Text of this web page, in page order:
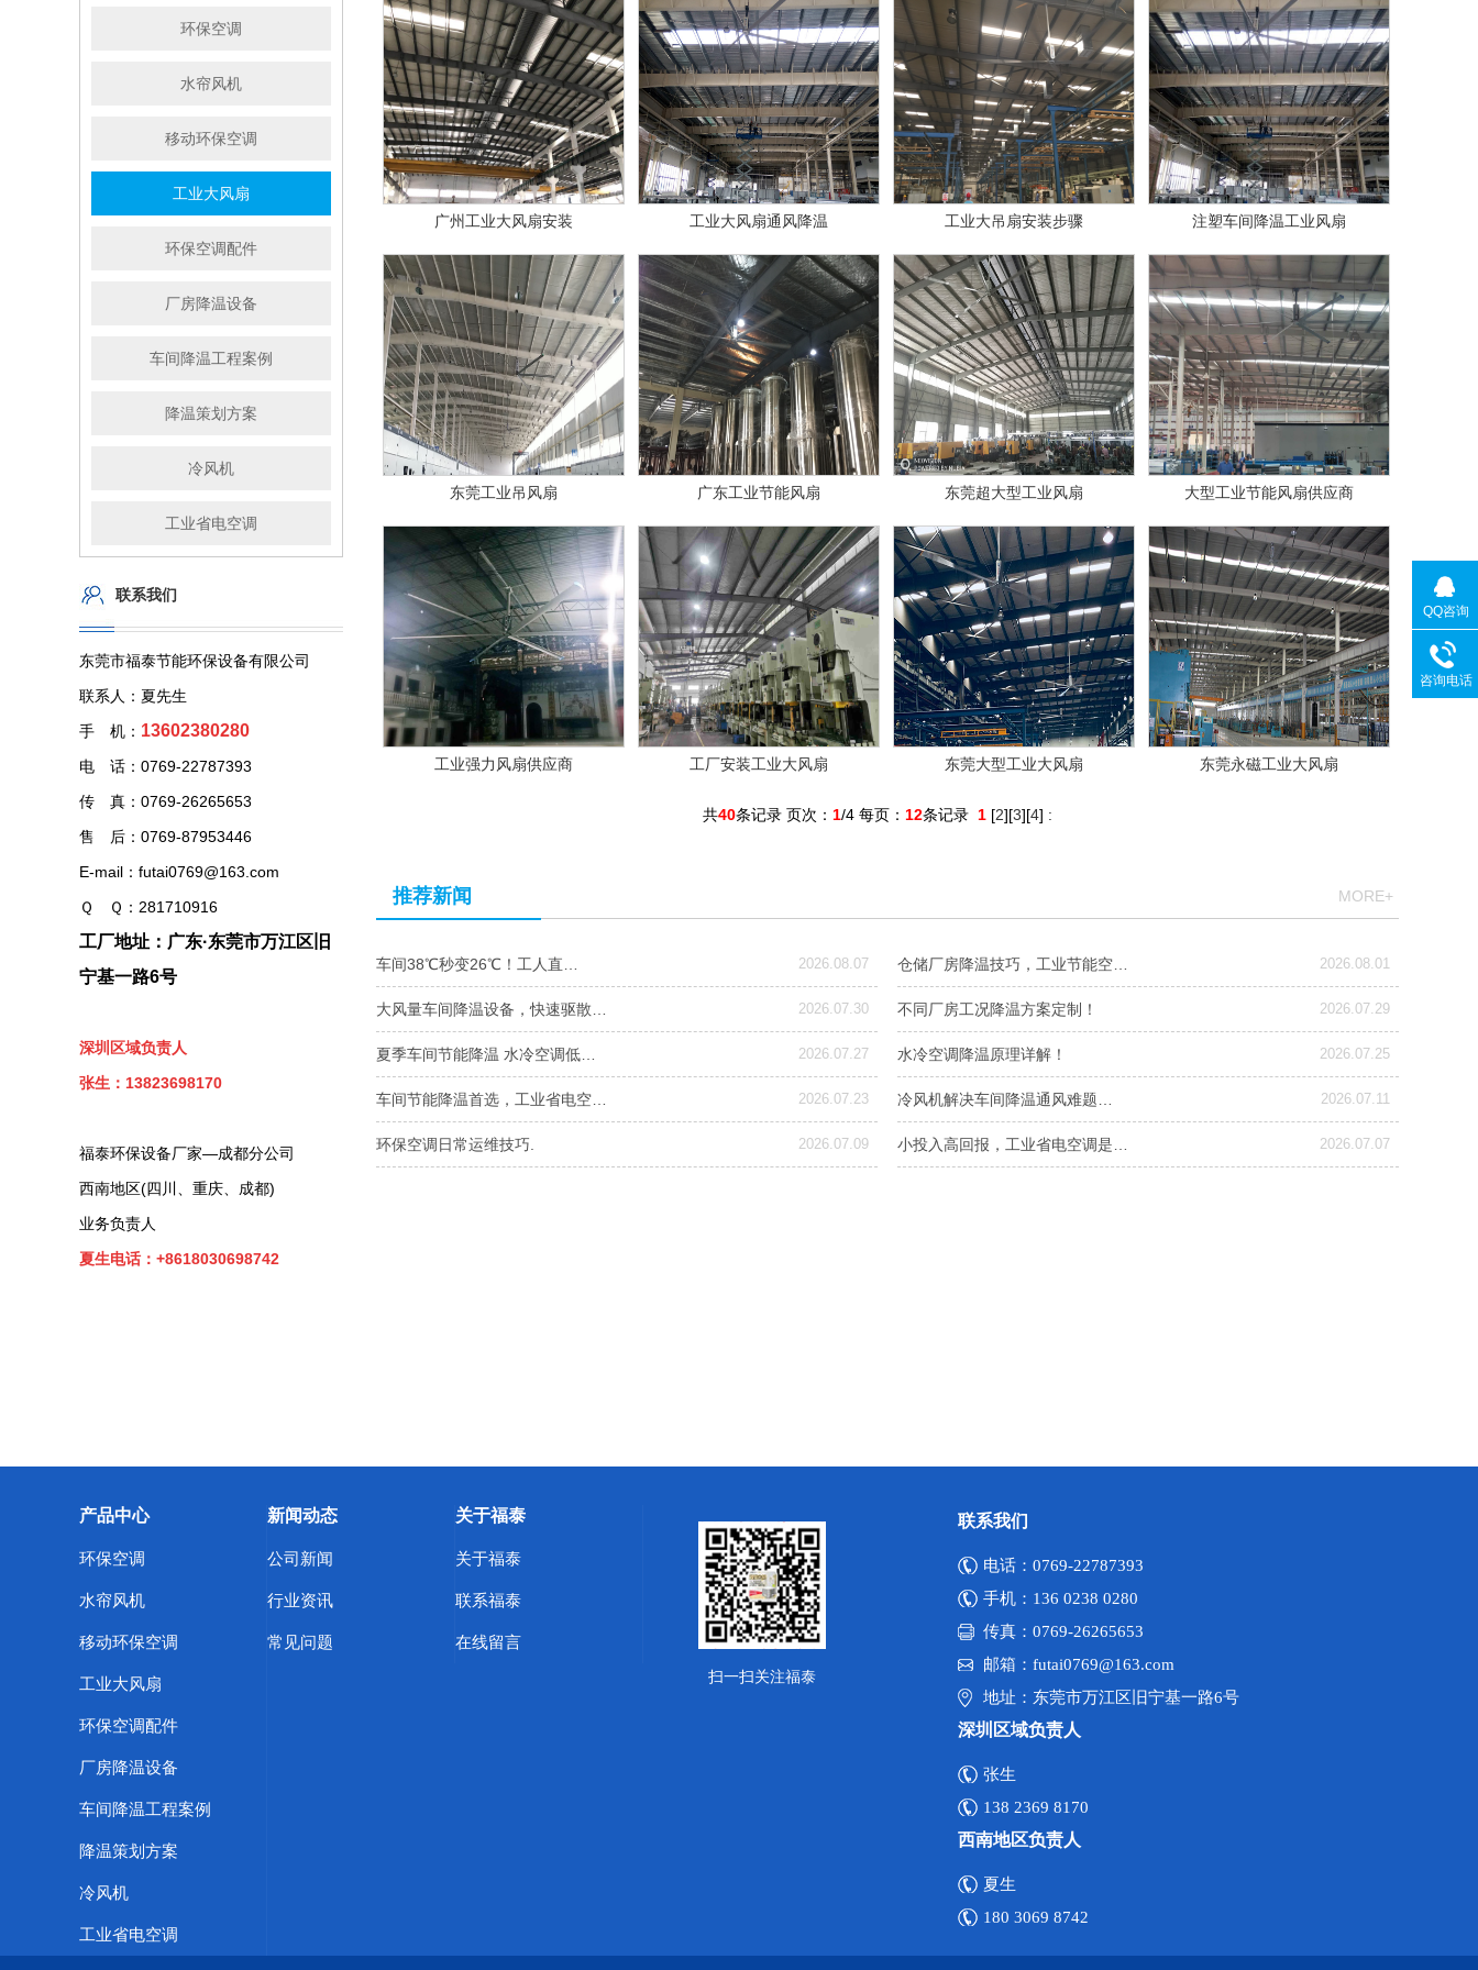
环保空调
水帘风机
移动环保空调
工业大风扇
环保空调配件
厂房降温设备
车间降温工程案例
降温策划方案
冷风机
工业省电空调
联系我们
东莞市福泰节能环保设备有限公司
联系人：夏先生
手 机： 13602380280
电 话：0769-22787393
传 真：0769-26265653
售 后：0769-87953446
E-mail：futai0769@163.com
Ｑ Ｑ：281710916
工厂地址：广东·东莞市万江区旧
宁基一路6号
深圳区域负责人
张生：13823698170
福泰环保设备厂家—成都分公司
西南地区(四川、重庆、成都)
业务负责人
夏生电话：+8618030698742
广州工业大风扇安装 工业大风扇通风降温 工业大吊扇安装步骤 注塑车间降温工业风扇
东莞工业吊风扇 广东工业节能风扇 东莞超大型工业风扇 大型工业节能风扇供应商
工业强力风扇供应商 工厂安装工业大风扇 东莞大型工业大风扇 东莞永磁工业大风扇
共40条记录 页次： 1/4 每页： 12条记录 1[2][3][4] :
推荐新闻 MORE+
车间38℃秒变26℃！工人直… 2026.08.07 仓储厂房降温技巧，工业节能空… 2026.08.01
大风量车间降温设备，快速驱散… 2026.07.30 不同厂房工况降温方案定制！ 2026.07.29
夏季车间节能降温 水冷空调低… 2026.07.27 水冷空调降温原理详解！ 2026.07.25
车间节能降温首选，工业省电空… 2026.07.23 冷风机解决车间降温通风难题… 2026.07.11
环保空调日常运维技巧. 2026.07.09 小投入高回报，工业省电空调是… 2026.07.07
产品中心
环保空调
水帘风机
移动环保空调
工业大风扇
环保空调配件
厂房降温设备
车间降温工程案例
降温策划方案
冷风机
工业省电空调
新闻动态
公司新闻
行业资讯
常见问题
关于福泰
关于福泰
联系福泰
在线留言
扫一扫关注福泰
联系我们
电话：0769-22787393
手机：136 0238 0280
传真：0769-26265653
邮箱：futai0769@163.com
地址：东莞市万江区旧宁基一路6号
深圳区域负责人
张生
138 2369 8170
西南地区负责人
夏生
180 3069 8742
QQ咨询
咨询电话